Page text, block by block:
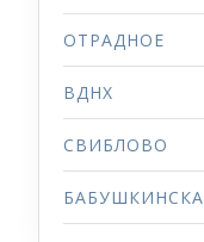
ОТРАДНОЕ
ВДНХ
СВИБЛОВО